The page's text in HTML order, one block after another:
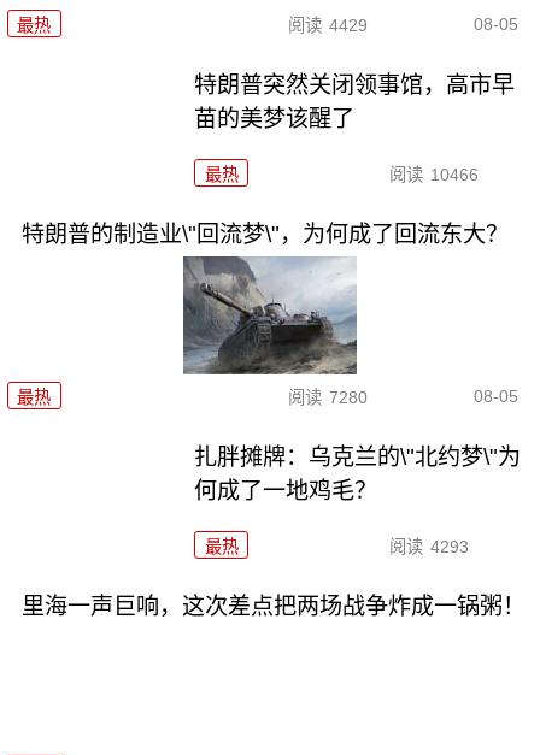
最热 阅读 4429 08-05
特朗普突然关闭领事馆，高市早
苗的美梦该醒了
最热 阅读 10466
特朗普的制造业\"回流梦\"，为何成了回流东大？
最热 阅读 7280 08-05
扎胖摊牌：乌克兰的\"北约梦\"为
何成了一地鸡毛？
最热 阅读 4293
里海一声巨响，这次差点把两场战争炸成一锅粥！